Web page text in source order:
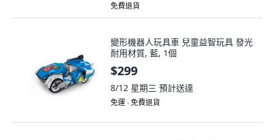
免費退貨
變形機器人玩具車 兒童益智玩具 發光
耐用材質, 藍, 1個
$299
8/12 星期三 預計送達
免運 ∙ 免費退貨